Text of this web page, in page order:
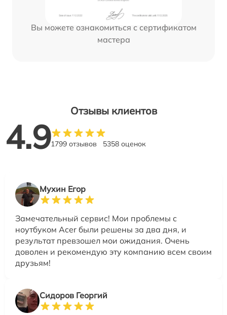
Вы можете ознакомиться с сертификатом
мастера
Отзывы клиентов
4.91799 отзывов 5358 оценок
Мухин Егор
Замечательный сервис! Мои проблемы с
ноутбуком Acer были решены за два дня, и
результат превзошел мои ожидания. Очень
доволен и рекомендую эту компанию всем своим
друзьям!
Сидоров Георгий